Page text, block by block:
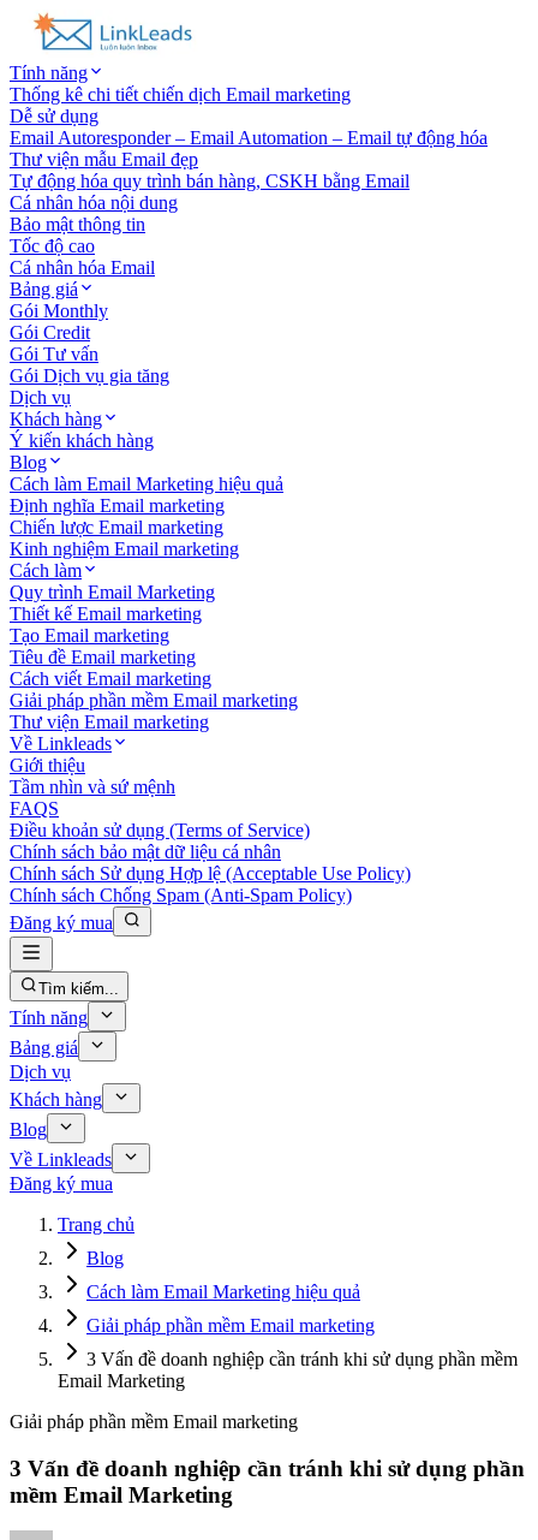
Tính năng
Thống kê chi tiết chiến dịch Email marketing
Dễ sử dụng
Email Autoresponder – Email Automation – Email tự động hóa
Thư viện mẫu Email đẹp
Tự động hóa quy trình bán hàng, CSKH bằng Email
Cá nhân hóa nội dung
Bảo mật thông tin
Tốc độ cao
Cá nhân hóa Email
Bảng giá
Gói Monthly
Gói Credit
Gói Tư vấn
Gói Dịch vụ gia tăng
Dịch vụ
Khách hàng
Ý kiến khách hàng
Blog
Cách làm Email Marketing hiệu quả
Định nghĩa Email marketing
Chiến lược Email marketing
Kinh nghiệm Email marketing
Cách làm
Quy trình Email Marketing
Thiết kế Email marketing
Tạo Email marketing
Tiêu đề Email marketing
Cách viết Email marketing
Giải pháp phần mềm Email marketing
Thư viện Email marketing
Về Linkleads
Giới thiệu
Tầm nhìn và sứ mệnh
FAQS
Điều khoản sử dụng (Terms of Service)
Chính sách bảo mật dữ liệu cá nhân
Chính sách Sử dụng Hợp lệ (Acceptable Use Policy)
Chính sách Chống Spam (Anti-Spam Policy)
Đăng ký mua
Tìm kiếm...
Tính năng
Bảng giá
Dịch vụ
Khách hàng
Blog
Về Linkleads
Đăng ký mua
Trang chủ
Blog
Cách làm Email Marketing hiệu quả
Giải pháp phần mềm Email marketing
3 Vấn đề doanh nghiệp cần tránh khi sử dụng phần mềm
Email Marketing
Giải pháp phần mềm Email marketing
3 Vấn đề doanh nghiệp cần tránh khi sử dụng phần
mềm Email Marketing